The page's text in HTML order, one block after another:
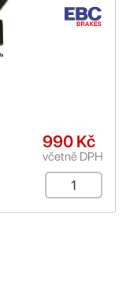
990 Kč
včetně DPH